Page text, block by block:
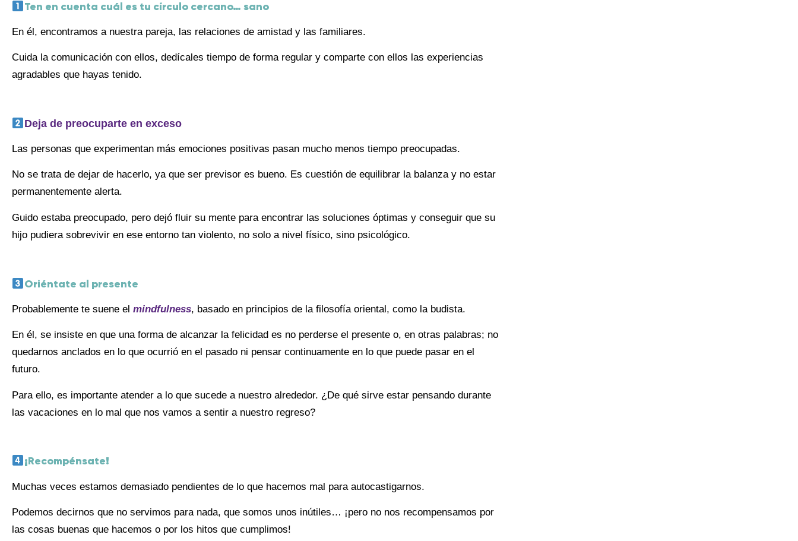
Ten en cuenta cuál es tu círculo cercano… sano
En él, encontramos a nuestra pareja, las relaciones de amistad y las familiares.
Cuida la comunicación con ellos, dedícales tiempo de forma regular y comparte con ellos las experiencias
agradables que hayas tenido.
Deja de preocuparte en exceso
Las personas que experimentan más emociones positivas pasan mucho menos tiempo preocupadas.
No se trata de dejar de hacerlo, ya que ser previsor es bueno. Es cuestión de equilibrar la balanza y no estar
permanentemente alerta.
Guido estaba preocupado, pero dejó fluir su mente para encontrar las soluciones óptimas y conseguir que su
hijo pudiera sobrevivir en ese entorno tan violento, no solo a nivel físico, sino psicológico.
Oriéntate al presente
Probablemente te suene el mindfulness, basado en principios de la filosofía oriental, como la budista.
En él, se insiste en que una forma de alcanzar la felicidad es no perderse el presente o, en otras palabras; no
quedarnos anclados en lo que ocurrió en el pasado ni pensar continuamente en lo que puede pasar en el
futuro.
Para ello, es importante atender a lo que sucede a nuestro alrededor. ¿De qué sirve estar pensando durante
las vacaciones en lo mal que nos vamos a sentir a nuestro regreso?
¡Recompénsate!
Muchas veces estamos demasiado pendientes de lo que hacemos mal para autocastigarnos.
Podemos decirnos que no servimos para nada, que somos unos inútiles… ¡pero no nos recompensamos por
las cosas buenas que hacemos o por los hitos que cumplimos!